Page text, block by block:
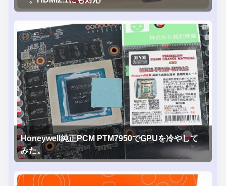
Honeywell純正PCM PTM7950でGPUを冷やして
みた。